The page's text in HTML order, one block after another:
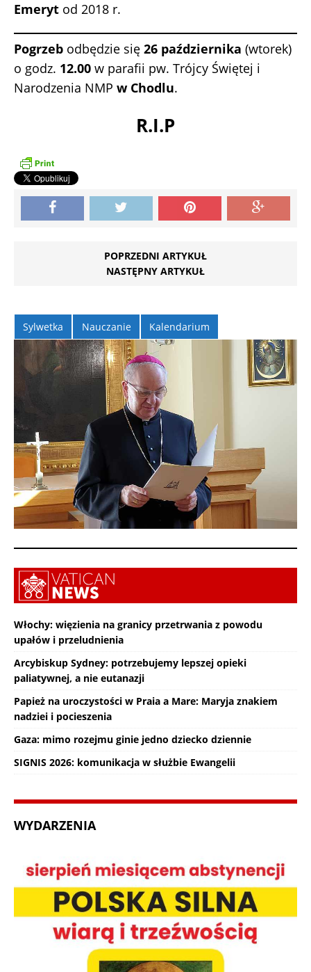
Emeryt od 2018 r.
Pogrzeb odbędzie się 26 października (wtorek)
o godz. 12.00 w parafii pw. Trójcy Świętej i
Narodzenia NMP w Chodlu.
R.I.P
POPRZEDNI ARTYKUŁ
NASTĘPNY ARTYKUŁ
Sylwetka Nauczanie Kalendarium
Włochy: więzienia na granicy przetrwania z powodu
upałów i przeludnienia
Arcybiskup Sydney: potrzebujemy lepszej opieki
paliatywnej, a nie eutanazji
Papież na uroczystości w Praia a Mare: Maryja znakiem
nadziei i pocieszenia
Gaza: mimo rozejmu ginie jedno dziecko dziennie
SIGNIS 2026: komunikacja w służbie Ewangelii
WYDARZENIA